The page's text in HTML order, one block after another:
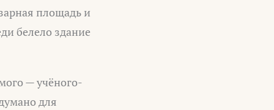
площадь и
белело здание
— учёного-
для